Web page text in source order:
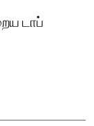
டாப்